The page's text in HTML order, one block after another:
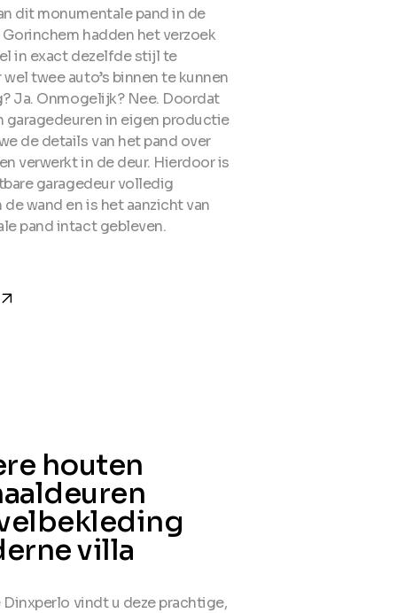
dit monumentale pand in de
hadden het verzoek
in exact dezelfde stijl te
twee auto’s binnen te kunnen
Ja. Onmogelijk? Nee. Doordat
garagedeuren in eigen productie
de details van het pand over
verwerkt in de deur. Hierdoor is
garagedeur volledig
wand en is het aanzicht van
pand intact gebleven.
houten
villa
Dinxperlo vindt u deze prachtige,